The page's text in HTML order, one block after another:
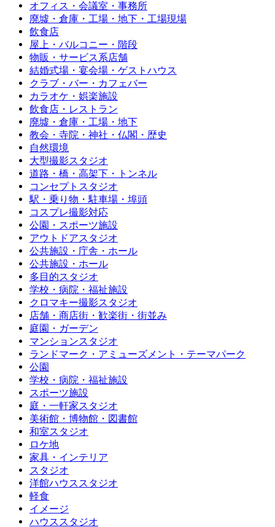
オフィス・会議室・事務所
廃墟・倉庫・工場・地下・工場現場
飲食店
屋上・バルコニー・階段
物販・サービス系店舗
結婚式場・宴会場・ゲストハウス
クラブ・バー・カフェバー
カラオケ・娯楽施設
飲食店・レストラン
廃墟・倉庫・工場・地下
教会・寺院・神社・仏閣・歴史
自然環境
大型撮影スタジオ
道路・橋・高架下・トンネル
コンセプトスタジオ
駅・乗り物・駐車場・埠頭
コスプレ撮影対応
公園・スポーツ施設
アウトドアスタジオ
公共施設・庁舎・ホール
公共施設・ホール
多目的スタジオ
学校・病院・福祉施設
クロマキー撮影スタジオ
店舗・商店街・歓楽街・街並み
庭園・ガーデン
マンションスタジオ
ランドマーク・アミューズメント・テーマパーク
公園
学校・病院・福祉施設
スポーツ施設
庭・一軒家スタジオ
美術館・博物館・図書館
和室スタジオ
ロケ地
家具・インテリア
スタジオ
洋館ハウススタジオ
軽食
イメージ
ハウススタジオ